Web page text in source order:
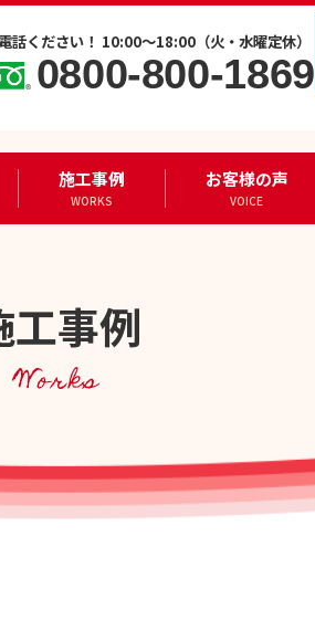
話ください！ 10:00～18:00（火・水曜定休）
0800-800-1869
施工事例
WORKS
お客様の声
VOICE
工事例
Works